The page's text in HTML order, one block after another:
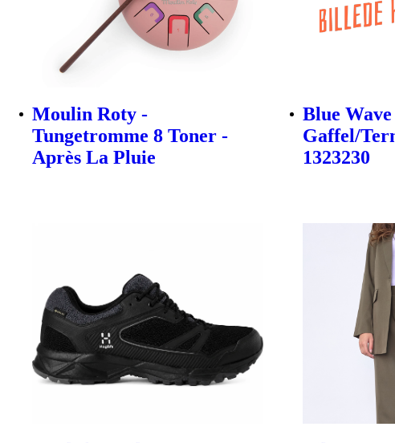
Moulin Roty -
Tungetromme 8 Toner -
Après La Pluie
Blue
Gaffel/
1323230